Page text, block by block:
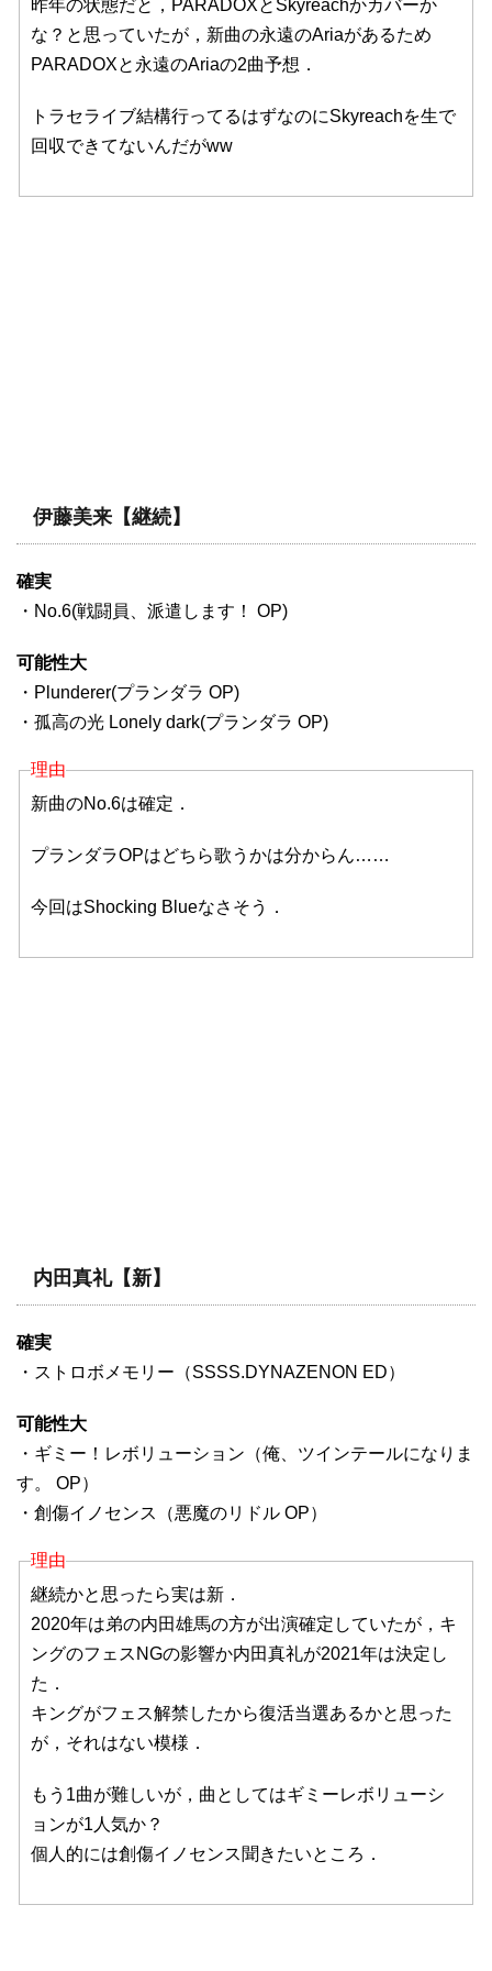
昨年の状態だと，PARADOXとSkyreachかカバーか
な？と思っていたが，新曲の永遠のAriaがあるため
PARADOXと永遠のAriaの2曲予想．
トラセライブ結構行ってるはずなのにSkyreachを生で
回収できてないんだがww
伊藤美来【継続】
確実
・No.6(戦闘員、派遣します！ OP)
可能性大
・Plunderer(プランダラ OP)
・孤高の光 Lonely dark(プランダラ OP)
理由
新曲のNo.6は確定．
プランダラOPはどちら歌うかは分からん……
今回はShocking Blueなさそう．
内田真礼【新】
確実
・ストロボメモリー（SSSS.DYNAZENON ED）
可能性大
・ギミー！レボリューション（俺、ツインテールになりま
す。 OP）
・創傷イノセンス（悪魔のリドル OP）
理由
継続かと思ったら実は新．
2020年は弟の内田雄馬の方が出演確定していたが，キ
ングのフェスNGの影響か内田真礼が2021年は決定し
た．
キングがフェス解禁したから復活当選あるかと思った
が，それはない模様．
もう1曲が難しいが，曲としてはギミーレボリューシ
ョンが1人気か？
個人的には創傷イノセンス聞きたいところ．